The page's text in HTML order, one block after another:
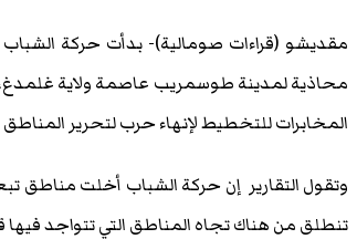
مقديشو (قراءات صومالية)- بدأت حركة
محاذية لمدينة طوسمريب عاصمة ولاية
المخابرات للتخطيط لإنهاء حرب لتحرير
تنطلق من هناك تجاه المناطق التي تتواجد فيها